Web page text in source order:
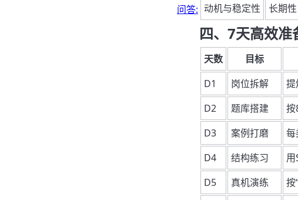
问答: 动机与稳定性
长期性
四、7天高效
天数
目标
D1
岗位拆解
提
D2
题库搭建
按
D3
案例打磨
每
D4
结构练习
D5
真机演练
按